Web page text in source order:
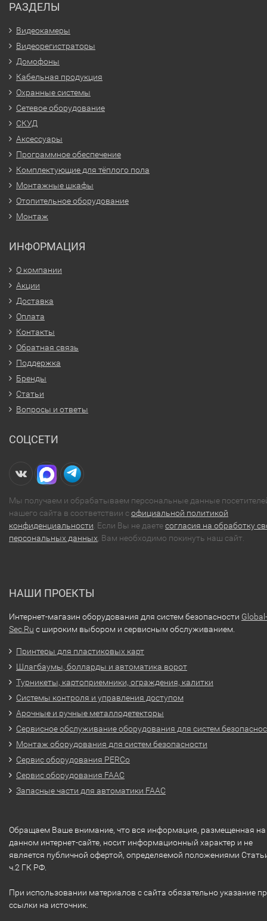
РАЗДЕЛЫ
Видеокамеры
Видеорегистраторы
Домофоны
Кабельная продукция
Охранные системы
Сетевое оборудование
СКУД
Аксессуары
Программное обеспечение
Комплектующие для тёплого пола
Монтажные шкафы
Отопительное оборудование
Монтаж
ИНФОРМАЦИЯ
О компании
Акции
Доставка
Оплата
Контакты
Обратная связь
Поддержка
Бренды
Статьи
Вопросы и ответы
СОЦСЕТИ
Мы получаем и обрабатываем персональные данные
нашего сайта в соответствии софициальной политикой
конфиденциальности . Если Вы не даетесогласия на обработку
персональных данных , Вам необходимо покинуть наш сайт.
НАШИ ПРОЕКТЫ
Интернет-магазин оборудования для систем безопасности Global-
Sec.Ru с широким выбором и сервисным обслуживанием.
Принтеры для пластиковых карт
Шлагбаумы, болларды и автоматика ворот
Турникеты, картоприемники, ограждения, калитки
Системы контроля и управления доступом
Арочные и ручные металлодетекторы
Сервисное обслуживание оборудования для систем
Монтаж оборудования для систем безопасности
Сервис оборудования PERCo
Сервис оборудования FAAC
Запасные части для автоматики FAAC
Обращаем Ваше внимание, что вся информация, размещенная на
данном интернет-сайте, носит информационный характер и не
является публичной офертой, определяемой положениями
ч.2 ГК РФ.
При использовании материалов с сайта обязательно указание
ссылки на источник.